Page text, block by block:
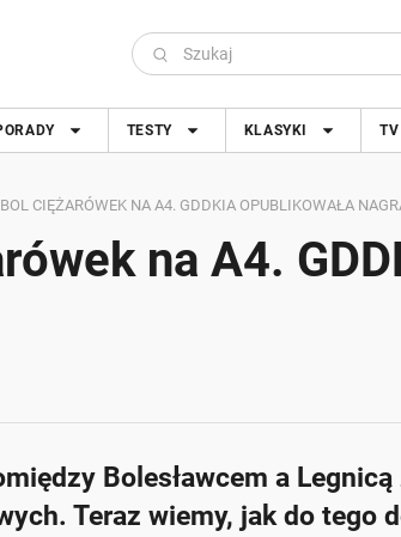
TESTY KLASYKI TV
CIĘŻARÓWEK NA A4. GDDKIA OPUBLIKOWAŁA
na A4.
Bolesławcem a
Teraz wiemy, jak do tego